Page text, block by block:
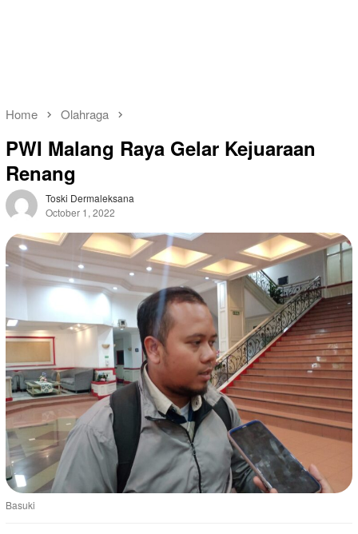
Home Olahraga
PWI Malang Raya Gelar Kejuaraan
Renang
Toski Dermaleksana
October 1, 2022
Basuki